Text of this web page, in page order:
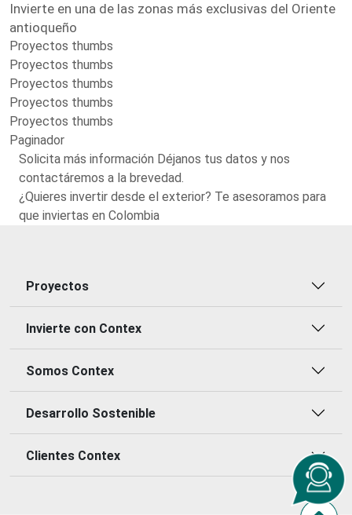
Invierte en una de las zonas más exclusivas del Oriente
antioqueño
Proyectos thumbs
Proyectos thumbs
Proyectos thumbs
Proyectos thumbs
Proyectos thumbs
Paginador
Solicita más información Déjanos tus datos y nos
contactáremos a la brevedad.
¿Quieres invertir desde el exterior? Te asesoramos para
que inviertas en Colombia
Proyectos
Invierte con Contex
Somos Contex
Desarrollo Sostenible
Clientes Contex